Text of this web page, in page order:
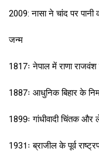
2009: नासा ने चांद पर
जन्म
1817ः नेपाल में राणा
1887ः आधुनिक बिहार के
1899ः गांधीवादी चिंतक और
1931ः ब्राजील के पूर्व